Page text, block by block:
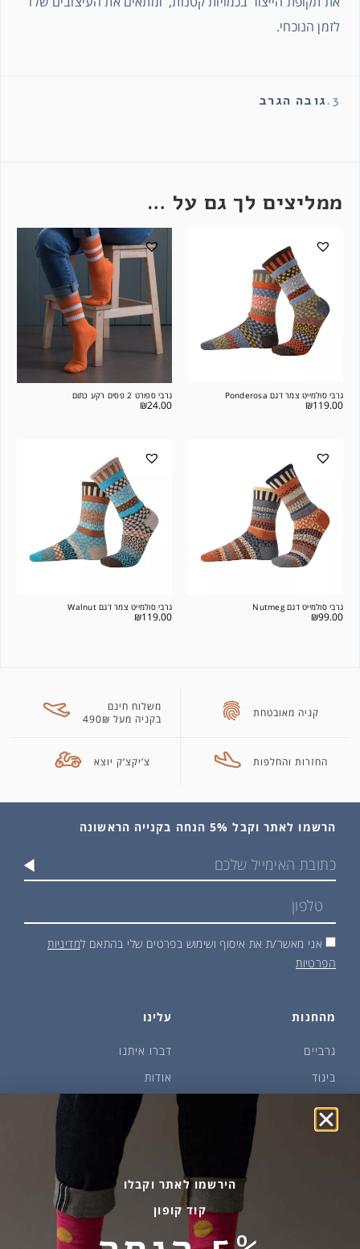
לזמן הנוכחי.
3. גובה הגרב
ממליצים לך גם על …
גרבי סולמייט צמר דגם Ponderosa
₪119.00
גרבי ספורט 2 פסים רקע כתום
₪24.00
גרבי סולמייט דגם Nutmeg
₪99.00
גרבי סולמייט צמר דגם Walnut
₪119.00
קניה מאובטחת
משלוח חינם
בקניה מעל 490₪
החזרות והחלפות צ’יקצ’ק יוצא
מהחנות
גרביים
ביגוד
שמן זית ודבש
פקעות ובצלים
עלינו
דברו איתנו
אודות
איפה קונים?
הבלוג של יודפת
שירות לקוחות
הרשמו לאתר וקבל 5% הנחה בקנייה הראשונה
אני מאשר/ת את איסוף ושימוש בפרטים שלי בהתאם למדיניות
הפרטיות
הירשמו לאתר וקבלו
קוד קופון